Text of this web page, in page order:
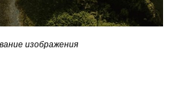
изображения